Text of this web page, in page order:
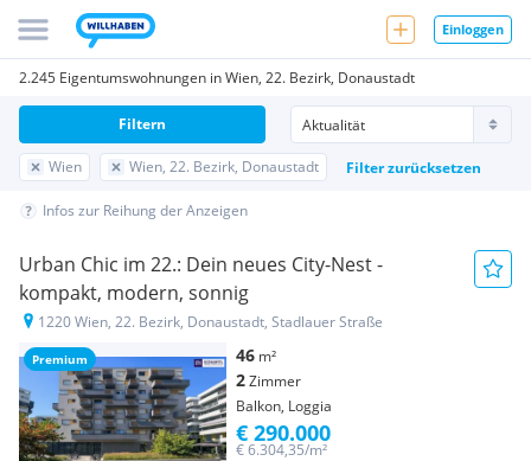
Einloggen
2.245 Eigentumswohnungen in Wien, 22. Bezirk, Donaustadt
Wien Wien, 22. Bezirk, Donaustadt Filter zurücksetzen
Filtern
Infos zur Reihung der Anzeigen
Premium
Urban Chic im 22.: Dein neues City‑Nest -
kompakt, modern, sonnig
1220 Wien, 22. Bezirk, Donaustadt, Stadlauer Straße
46 m²
2Zimmer
Balkon, Loggia
€ 6.304,35/m²
€ 290.000